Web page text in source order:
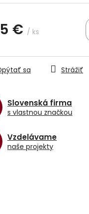
€ / ks
Slovenská firma
s vlastnou značkou
Vzdelávame
naše projekty
sa Strážiť